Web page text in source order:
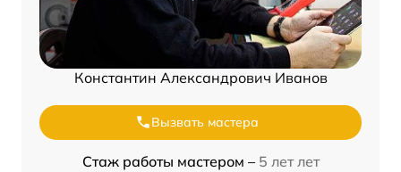
Константин Александрович Иванов
Вызвать мастера
Стаж работы мастером – 5 лет лет